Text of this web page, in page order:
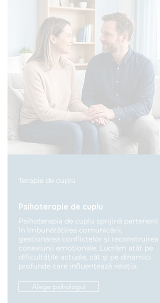
Terapie de cuplu
Psihoterapie de cuplu
Psihoterapia de cuplu sprijină partenerii
în îmbunătățirea comunicării,
gestionarea conflictelor și reconstruirea
conexiunii emoționale. Lucrăm atât pe
dificultățile actuale, cât și pe dinamici
profunde care influențează relația.
Alege psihologul